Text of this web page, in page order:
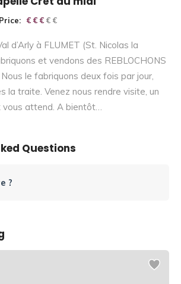
Price: € € € € €
€ € €
d’Arly à FLUMET (St. Nicolas la
et vendons des REBLOCHONS
Nous le fabriquons deux fois par jour,
la traite. Venez nous rendre visite, un
vous attend. A bientôt…
Questions
?